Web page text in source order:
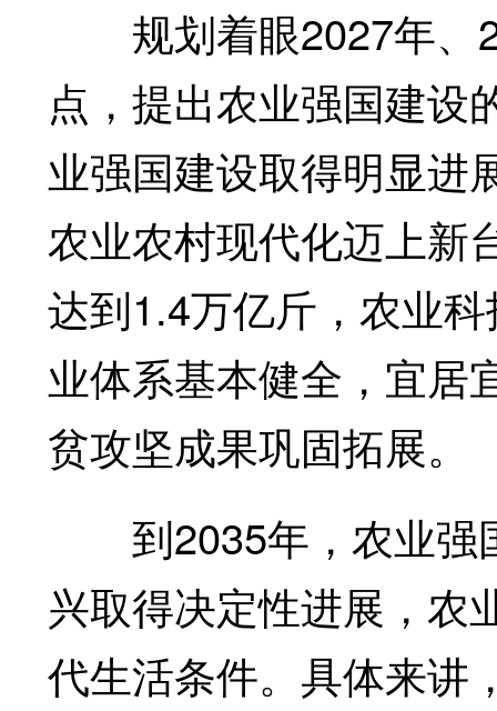
规划着眼2027年、
点，提出农业强国建设
业强国建设取得明显进
农业农村现代化迈上新
达到1.4万亿斤，农业
业体系基本健全，宜居
贫攻坚成果巩固拓展。
到2035年，农业强
兴取得决定性进展，农
代生活条件。具体来讲